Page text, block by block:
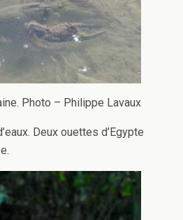
Photo – Philippe Lavaux
Deux ouettes d’Egypte